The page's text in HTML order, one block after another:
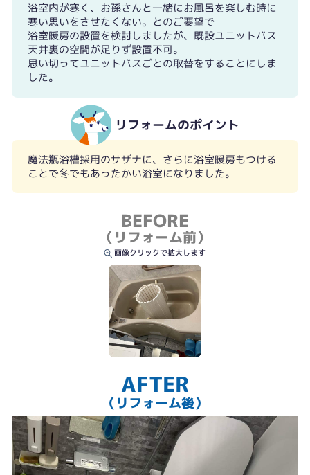
浴室内が寒く、お孫さんと一緒にお風呂を楽しむ時に
寒い思いをさせたくない。とのご要望で
浴室暖房の設置を検討しましたが、既設ユニットバス
天井裏の空間が足りず設置不可。
思い切ってユニットバスごとの取替をすることにしま
した。
リフォームのポイント
魔法瓶浴槽採用のサザナに、さらに浴室暖房もつける
ことで冬でもあったかい浴室になりました。
BEFORE
（リフォーム前）
画像クリックで拡大します
AFTER
（リフォーム後）